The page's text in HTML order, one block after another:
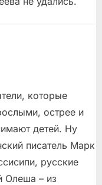
которые
острее и
детей. Ну
писатель Марк
русские
Олеша – из